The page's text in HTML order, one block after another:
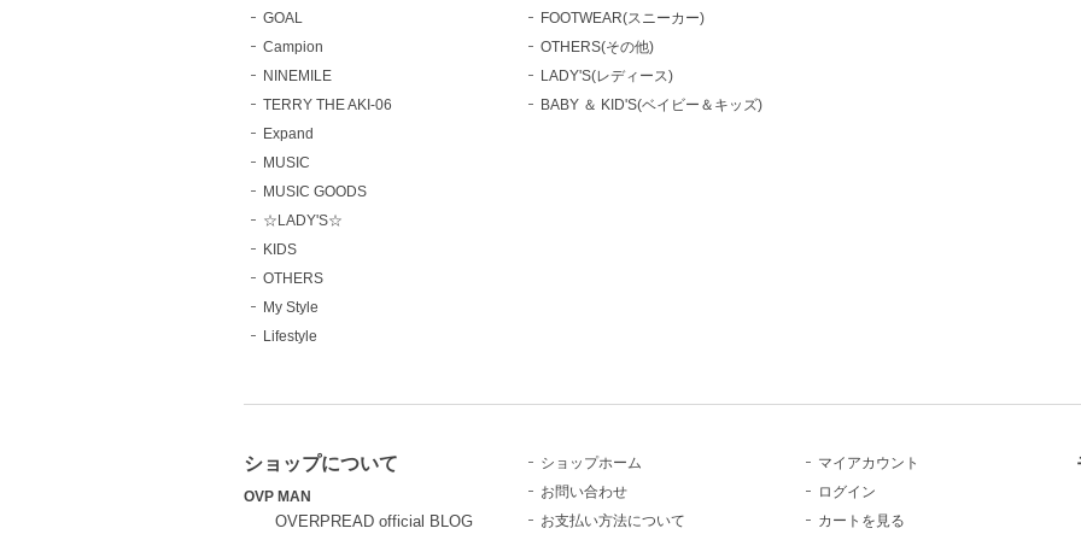
GOAL
Campion
NINEMILE
TERRY THE AKI-06
Expand
MUSIC
MUSIC GOODS
☆LADY'S☆
KIDS
OTHERS
My Style
Lifestyle
FOOTWEAR(スニーカー)
OTHERS(その他)
LADY'S(レディース)
BABY ＆ KID'S(ベイビー＆キッズ)
ショップについて
OVP MAN
OVERPREAD official BLOG
ショップホーム
お問い合わせ
お支払い方法について
マイアカウント
ログイン
カートを見る